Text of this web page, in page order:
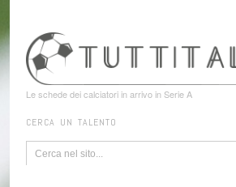
Le schede dei calciatori in arrivo in Serie A
CERCA UN TALENTO